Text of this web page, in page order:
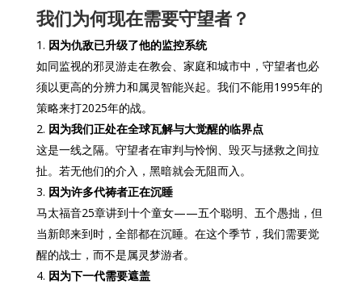
我们为何现在需要守望者？
因为仇敌已升级了他的监控系统
如同监视的邪灵游走在教会、家庭和城市中，守望者也必
须以更高的分辨力和属灵智能兴起。我们不能用1995年的
策略来打2025年的战。
因为我们正处在全球瓦解与大觉醒的临界点
这是一线之隔。守望者在审判与怜悯、毁灭与拯救之间拉
扯。若无他们的介入，黑暗就会无阻而入。
因为许多代祷者正在沉睡
马太福音25章讲到十个童女——五个聪明、五个愚拙，但
当新郎来到时，全部都在沉睡。在这个季节，我们需要觉
醒的战士，而不是属灵梦游者。
因为下一代需要遮盖